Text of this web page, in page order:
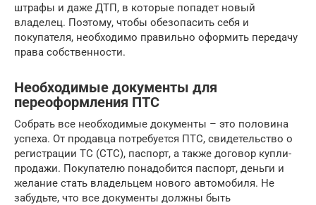
штрафы и даже ДТП, в которые попадет новый
владелец. Поэтому, чтобы обезопасить себя и
покупателя, необходимо правильно оформить передачу
права собственности.
Необходимые документы для
переоформления ПТС
Собрать все необходимые документы – это половина
успеха. От продавца потребуется ПТС, свидетельство о
регистрации ТС (СТС), паспорт, а также договор купли-
продажи. Покупателю понадобится паспорт, деньги и
желание стать владельцем нового автомобиля. Не
забудьте, что все документы должны быть